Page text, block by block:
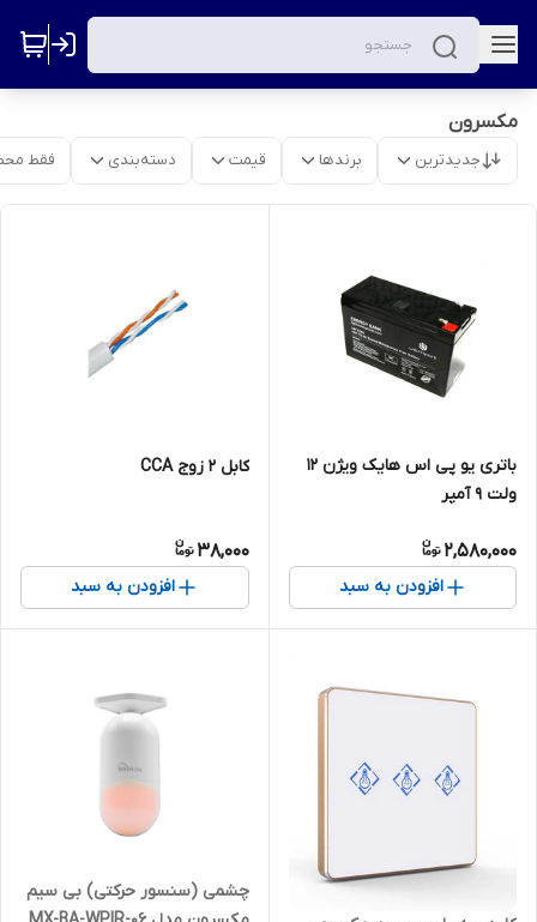
مکسرون
جدیدترین برندها قیمت دسته‌بندی فقط
باتری یو پی اس هایک ویژن 12
ولت 9 آمپر
2,580,000
افزودن به سبد
کابل 2 زوج CCA
38,000
افزودن به سبد
چشمی (سنسور حرکتی) بی سیم